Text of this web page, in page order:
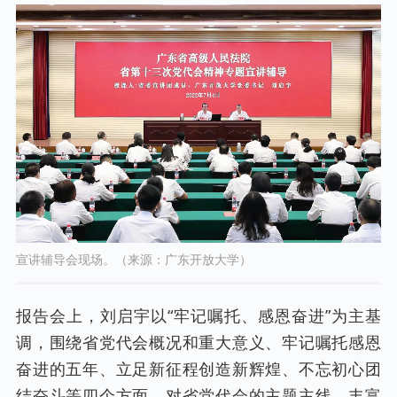
宣讲辅导会现场。（来源：广东开放大学）
报告会上，刘启宇以“牢记嘱托、感恩奋进”为主基
调，围绕省党代会概况和重大意义、牢记嘱托感恩
奋进的五年、立足新征程创造新辉煌、不忘初心团